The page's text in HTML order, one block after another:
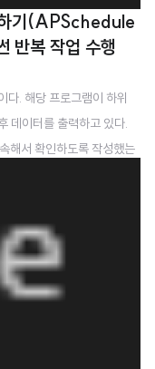
기(APSchedule
복 작업 수행
다. 해당 프로그램이 하위
데이터를 출력하고 있다.
해서 확인하도록 작성했는
여서 바로 스케줄러를 작성
로 여러곳에 써먹을 곳이
그램을 실행시키는 cron
다. 만약 특정 시간에 프로